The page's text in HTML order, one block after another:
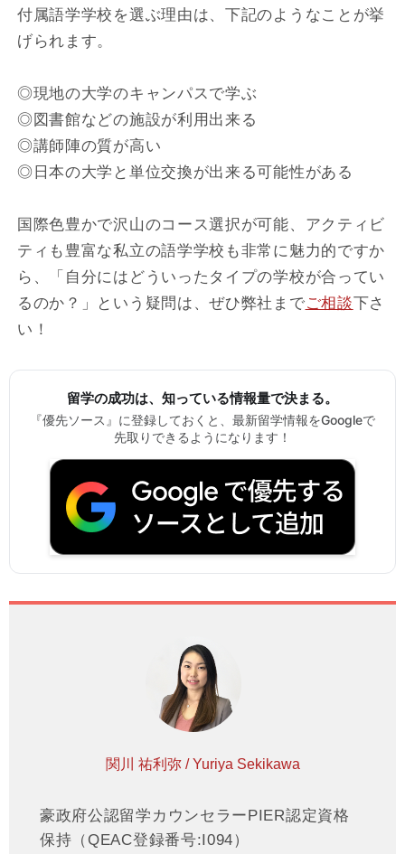
付属語学学校を選ぶ理由は、下記のようなことが挙
げられます。
◎現地の大学のキャンパスで学ぶ
◎図書館などの施設が利用出来る
◎講師陣の質が高い
◎日本の大学と単位交換が出来る可能性がある
国際色豊かで沢山のコース選択が可能、アクティビ
ティも豊富な私立の語学学校も非常に魅力的ですか
ら、「自分にはどういったタイプの学校が合ってい
るのか？」という疑問は、ぜひ弊社までご相談下さ
い！
留学の成功は、知っている情報量で決まる。
『優先ソース』に登録しておくと、最新留学情報をGoogleで
先取りできるようになります！
関川 祐利弥 / Yuriya Sekikawa
豪政府公認留学カウンセラーPIER認定資格
保持（QEAC登録番号:I094）